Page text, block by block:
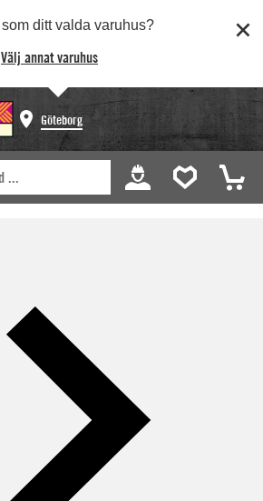
som ditt valda varuhus?
Välj annat varuhus
Göteborg